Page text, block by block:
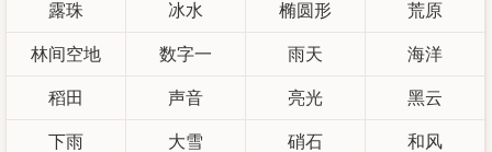
露珠 冰水 椭圆形 荒原
林间空地 数字一 雨天 海洋
稻田 声音 亮光 黑云
下雨 大雪 硝石 和风